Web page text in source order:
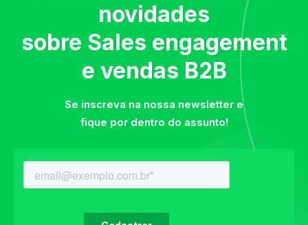
novidades
sobre Sales engagement
e vendas B2B
Se inscreva na nossa newsletter e
fique por dentro do assunto!